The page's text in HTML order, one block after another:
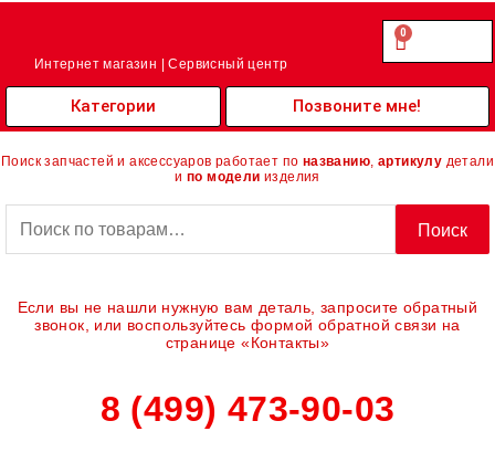
Перейти
Интернет магазин | Сервисный центр
0.00
0
Cart
Категории Позвоните мне!
Поиск запчастей и аксессуаров работает по названию артикулу детали
и по модели изделия
Поиск
Если вы не нашли нужную вам деталь, запросите обратный
звонок, или воспользуйтесь формой обратной связи на
странице «Контакты»
8 (499) 473-90-03